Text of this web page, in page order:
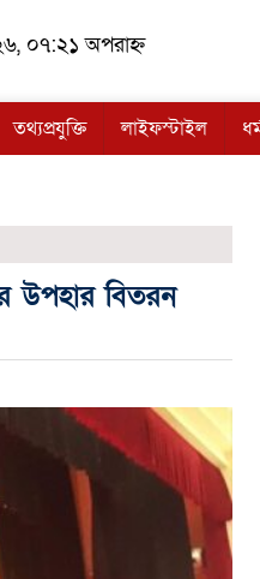
০৭:২১ অপরাহ্ন
তথ্যপ্রযুক্তি লাইফস্টাইল
উপহার বিতরন